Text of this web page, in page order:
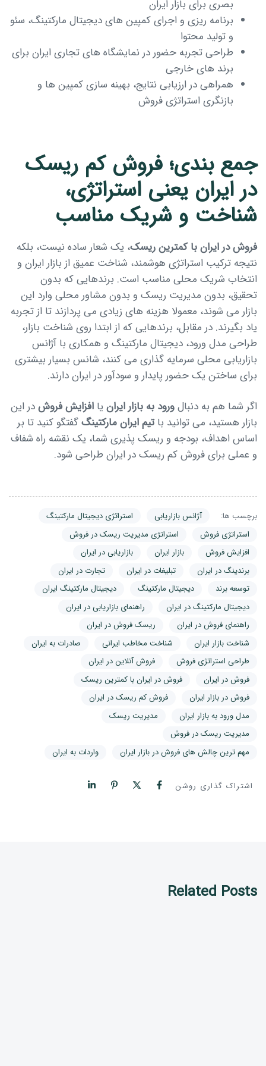
بصری برای بازار ایران
برنامه ریزی و اجرای کمپین های دیجیتال مارکتینگ، سئو
و تولید محتوا
طراحی تجربه حضور در نمایشگاه های تجاری ایران برای
برند های خارجی
همراهی در ارزیابی نتایج، بهینه سازی کمپین ها و
بازنگری استراتژی فروش
جمع بندی؛ فروش کم ریسک
در ایران یعنی استراتژی،
شناخت و شریک مناسب
فروش در ایران با کمترین ریسک، یک شعار ساده نیست، بلکه
نتیجه ترکیب استراتژی هوشمند، شناخت عمیق از بازار ایران و
انتخاب شریک محلی مناسب است. برندهایی که بدون
تحقیق، بدون مدیریت ریسک و بدون مشاور محلی وارد این
بازار می شوند، معمولا هزینه های زیادی می پردازند تا از تجربه
یاد بگیرند. در مقابل، برندهایی که از ابتدا روی شناخت بازار،
طراحی مدل ورود، دیجیتال مارکتینگ و همکاری با آژانس
بازاریابی محلی سرمایه گذاری می کنند، شانس بسیار بیشتری
برای ساختن یک حضور پایدار و سودآور در ایران دارند.
اگر شما هم به دنبالورود به بازار ایران یا افزایش فروشدر این
بازار هستید، می توانید باتیم ایران مارکتینگگفتگو کنید تا بر
اساس اهداف، بودجه و ریسک پذیری شما، یک نقشه راه شفاف
و عملی برای فروش کم ریسک در ایران طراحی شود.
برچسب ها: آژانس بازاریابی
استراتژی دیجیتال مارکتینگ
استراتژی فروش
استراتژی مدیریت ریسک در فروش
افزایش فروش
بازار ایران
بازاریابی در ایران
برندینگ در ایران
تبلیغات در ایران
تجارت در ایران
توسعه برند
دیجیتال مارکتینگ
دیجیتال مارکتینگ ایران
دیجیتال مارکتینگ در ایران
راهنمای بازاریابی در ایران
راهنمای فروش در ایران
ریسک فروش در ایران
شناخت بازار ایران
شناخت مخاطب ایرانی
صادرات به ایران
طراحی استراتژی فروش
فروش آنلاین در ایران
فروش در ایران
فروش در ایران با کمترین ریسک
فروش در بازار ایران
فروش کم ریسک در ایران
مدل ورود به بازار ایران
مدیریت ریسک
مدیریت ریسک در فروش
مهم ترین چالش های فروش در بازار ایران
واردات به ایران
اشتراک گذاری روشن
Related Posts